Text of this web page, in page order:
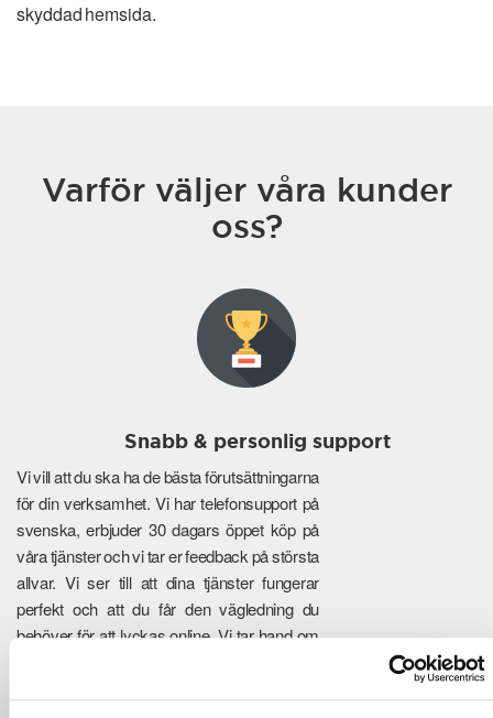
skyddad hemsida.
Varför väljer våra kunder
oss?
Snabb & personlig support
Vi vill att du ska ha de bästa förutsättningarna
för din verksamhet. Vi har telefonsupport på
svenska, erbjuder 30 dagars öppet köp på
våra tjänster och vi tar er feedback på största
allvar. Vi ser till att dina tjänster fungerar
perfekt och att du får den vägledning du
behöver för att lyckas online. Vi tar hand om